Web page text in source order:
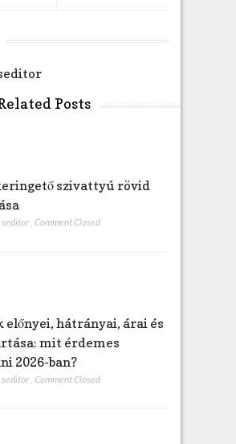
z
s
e
Posts
szivattyú rövid
seditor Comment Closed
előnyei, hátrányai, árai és
mit érdemes
2026-ban?
seditor, Comment Closed